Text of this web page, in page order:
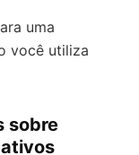
uma
você utiliza
sobre